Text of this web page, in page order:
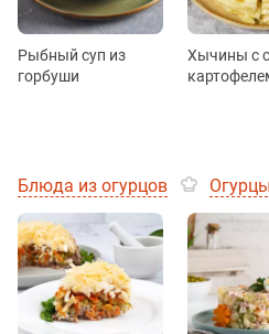
Рыбный суп из
горбуши
Хычины с
Блюда из огурцов